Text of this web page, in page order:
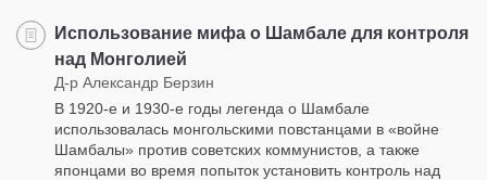
Использование мифа о Шамбале для контроля
над Монголией
Д-р Александр Берзин
В 1920-е и 1930-е годы легенда о Шамбале
использовалась монгольскими повстанцами в «войне
Шамбалы» против советских коммунистов, а также
японцами во время попыток установить контроль над